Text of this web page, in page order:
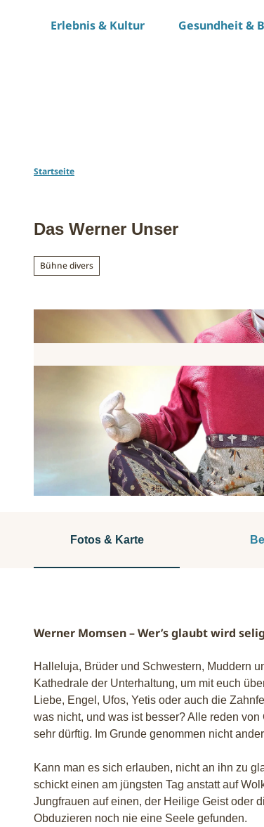
Erlebnis & Kultur Gesundheit &
Startseite
Das Werner Unser
Bühne divers
Fotos & Karte
Werner Momsen – Wer’s glaubt wird selig
Halleluja, Brüder und Schwestern, Muddern
Kathedrale der Unterhaltung, um mit euch
Liebe, Engel, Ufos, Yetis oder auch die
was nicht, und was ist besser? Alle reden
sehr dürftig. Im Grunde genommen nicht
Kann man es sich erlauben, nicht an ihn zu
schickt einen am jüngsten Tag anstatt auf
Jungfrauen auf einen, der Heilige Geist oder
Obduzieren noch nie eine Seele gefunden.